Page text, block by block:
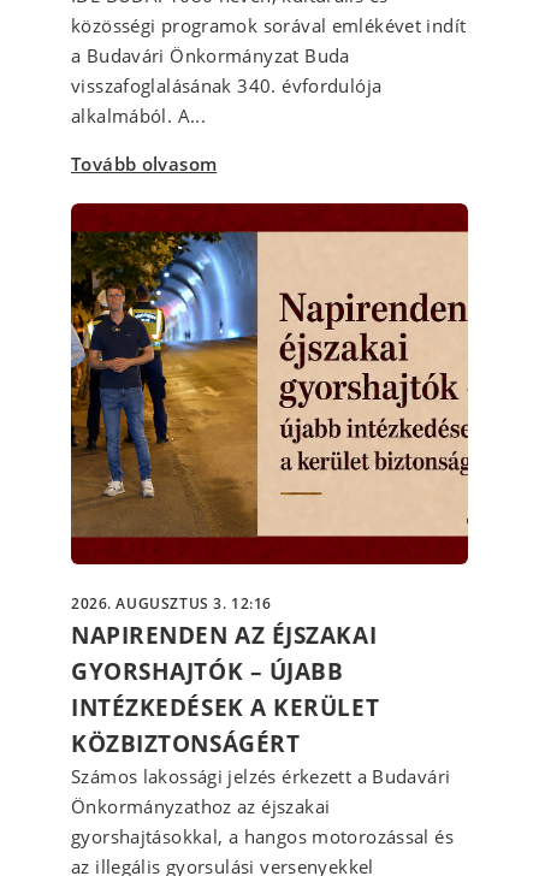
közösségi programok sorával emlékévet indít
a Budavári Önkormányzat Buda
visszafoglalásának 340. évfordulója
alkalmából. A...
Tovább olvasom
2026. AUGUSZTUS 3. 12:16
NAPIRENDEN AZ ÉJSZAKAI
GYORSHAJTÓK – ÚJABB
INTÉZKEDÉSEK A KERÜLET
KÖZBIZTONSÁGÉRT
Számos lakossági jelzés érkezett a Budavári
Önkormányzathoz az éjszakai
gyorshajtásokkal, a hangos motorozással és
az illegális gyorsulási versenyekkel